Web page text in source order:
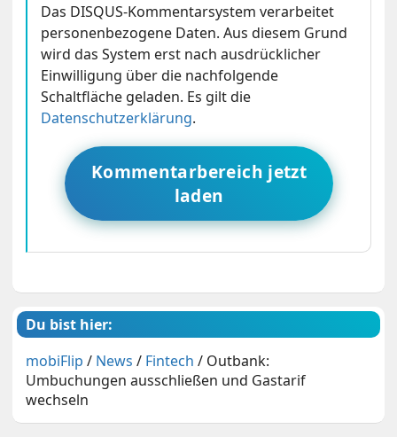
Das DISQUS-Kommentarsystem verarbeitet
personenbezogene Daten. Aus diesem Grund
wird das System erst nach ausdrücklicher
Einwilligung über die nachfolgende
Schaltfläche geladen. Es gilt die
Datenschutzerklärung.
Kommentarbereich jetzt
laden
Du bist hier:
mobiFlip / News / Fintech / Outbank:
Umbuchungen ausschließen und Gastarif
wechseln